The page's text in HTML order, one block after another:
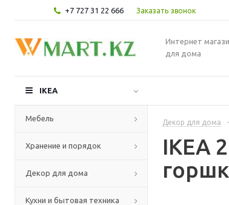
+7 727 31 22 666 Заказать звонок
Интернет
для дома
IKEA
Мебель
Хранение и порядок
Декор для дома
Кухни и бытовая техника
Декор для дома -
IKEA